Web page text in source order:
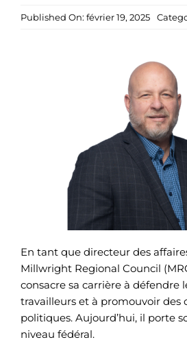
Published On: février 19, 2025
En tant que directeur des
Millwright Regional Council
consacre sa carrière à défendre
travailleurs et à promouvoir des
politiques. Aujourd’hui, il porte
niveau fédéral.